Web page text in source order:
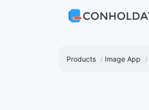
Products Image App